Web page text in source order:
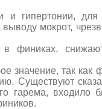
гипертонии, для
мокрот,
финиках,
значение, так как
Существуют
гарема, входило